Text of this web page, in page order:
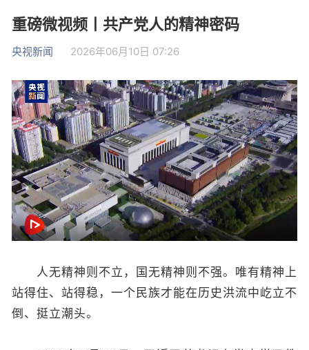
重磅微视频丨共产党人的精神密码
央视新闻 2026年06月10日 07:26
人无精神则不立，国无精神则不强。唯有精神上
站得住、站得稳，一个民族才能在历史洪流中屹立不
倒、挺立潮头。